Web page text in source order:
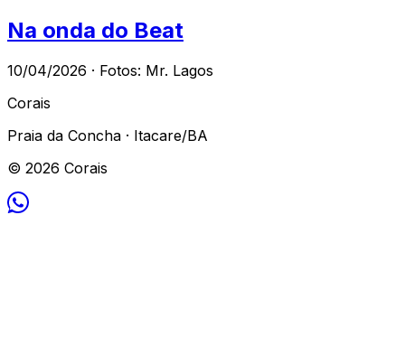
Na onda do Beat
10/04/2026 · Fotos: Mr. Lagos
Corais
Praia da Concha · Itacare/BA
© 2026 Corais